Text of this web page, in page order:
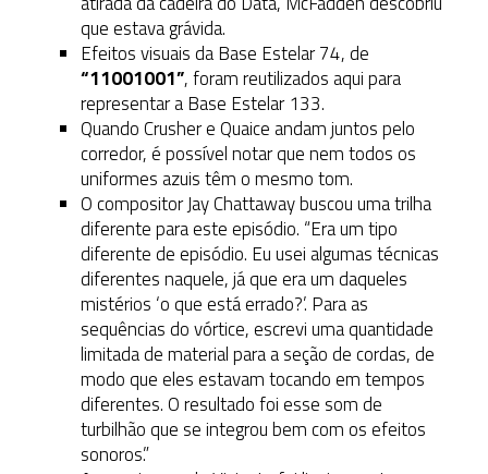
que estava grávida.
Efeitos visuais da Base Estelar 74, de
“11001001”, foram reutilizados aqui para
representar a Base Estelar 133.
Quando Crusher e Quaice andam juntos pelo
corredor, é possível notar que nem todos os
uniformes azuis têm o mesmo tom.
O compositor Jay Chattaway buscou uma trilha
diferente para este episódio. “Era um tipo
diferente de episódio. Eu usei algumas técnicas
diferentes naquele, já que era um daqueles
mistérios ‘o que está errado?’. Para as
sequências do vórtice, escrevi uma quantidade
limitada de material para a seção de cordas, de
modo que eles estavam tocando em tempos
diferentes. O resultado foi esse som de
turbilhão que se integrou bem com os efeitos
sonoros.”